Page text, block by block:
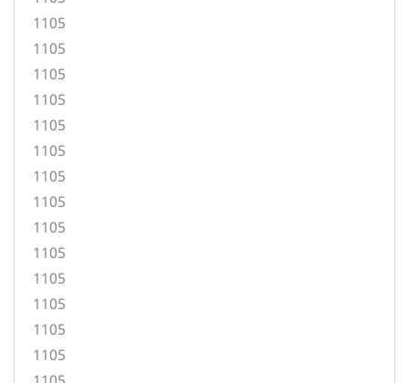
1105
1105
1105
1105
1105
1105
1105
1105
1105
1105
1105
1105
1105
1105